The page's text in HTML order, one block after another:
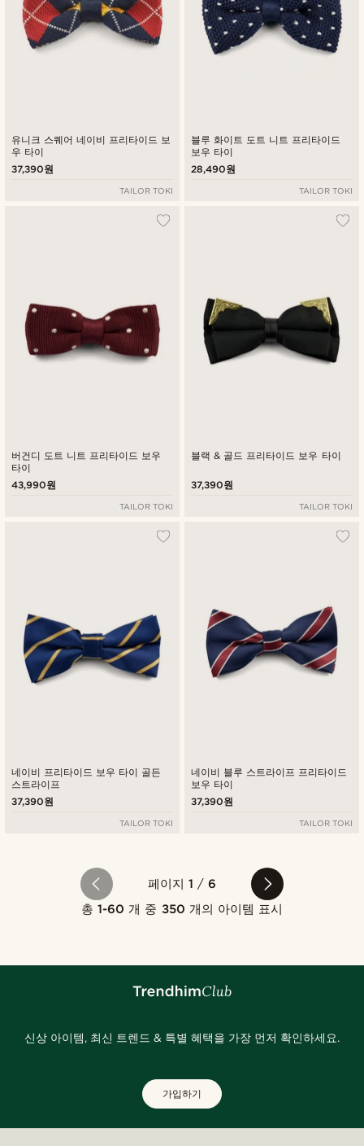
유니크 스퀘어 네이비 프리타이드 보
우 타이
37,390원
TAILOR TOKI
블루 화이트 도트 니트 프리타이드
보우 타이
28,490원
TAILOR TOKI
버건디 도트 니트 프리타이드 보우
타이
43,990원
TAILOR TOKI
블랙 & 골드 프리타이드 보우 타이
37,390원
TAILOR TOKI
네이비 프리타이드 보우 타이 골든
스트라이프
37,390원
TAILOR TOKI
네이비 블루 스트라이프 프리타이드
보우 타이
37,390원
TAILOR TOKI
페이지 1 /6
총1-60 개 중 350 개의 아이템 표시
신상 아이템, 최신 트렌드 & 특별 혜택을 가장 먼저 확인하세요.
가입하기